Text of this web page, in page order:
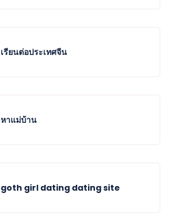
เรียนต่อประเทศจีน
หาแม่บ้าน
goth girl dating dating site